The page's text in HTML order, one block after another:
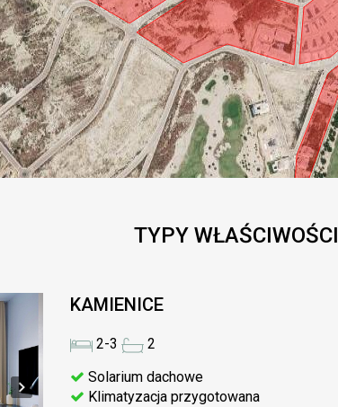
TYPY WŁAŚCIWOŚCI
KAMIENICE
2-3
2
Solarium dachowe
Klimatyzacja przygotowana